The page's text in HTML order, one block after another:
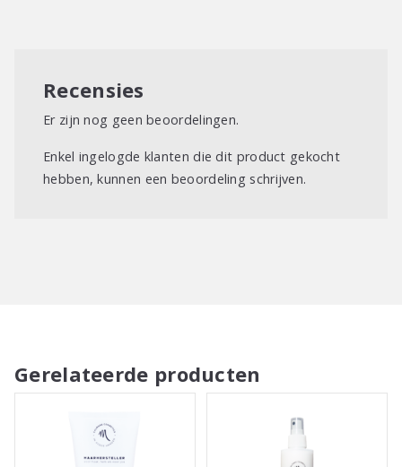
Recensies
Er zijn nog geen beoordelingen.
Enkel ingelogde klanten die dit product gekocht
hebben, kunnen een beoordeling schrijven.
Gerelateerde producten